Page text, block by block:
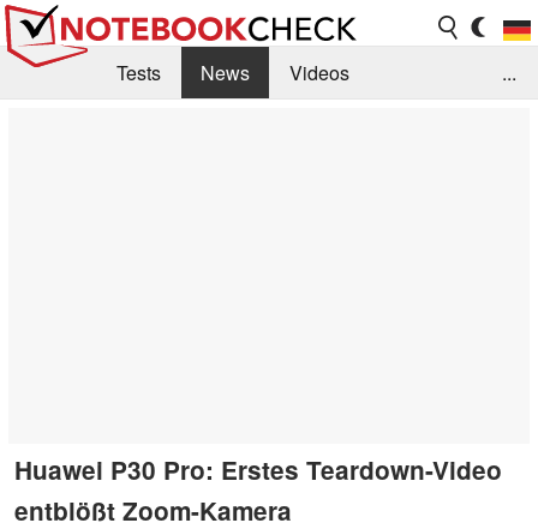
Tests News
Videos
...
Huawei P30 Pro: Erstes Teardown-Video
entblößt Zoom-Kamera